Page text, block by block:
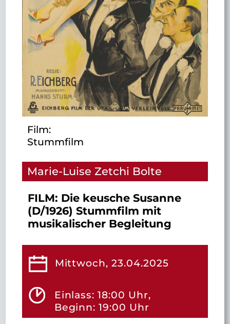
Film:
Stummfilm
Marie-Luise Zetchi Bolte
FILM: Die keusche Susanne
(D/1926) Stummfilm mit
musikalischer Begleitung
Mittwoch, 23.04.2025
Einlass: 18:00 Uhr,
Beginn: 19:00 Uhr